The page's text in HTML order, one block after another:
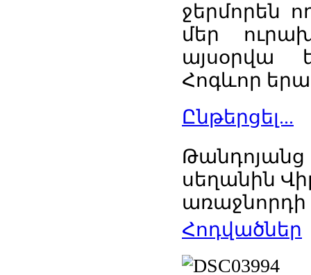
ջերմորեն
մեր
այսօրվա
Հոգևոր
Ընթերցել...
Թանդոյանց
սեղանին
առաջնորդի
Հոդվածներ